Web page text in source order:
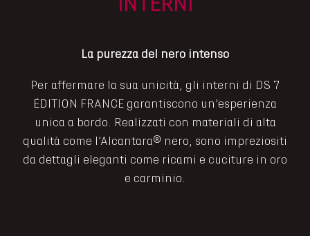
La purezza del nero intenso
Per affermare la sua unicità, gli interni di DS 7
ÉDITION FRANCE garantiscono un’esperienza
unica a bordo. Realizzati con materiali di alta
qualità come l’Alcantara® nero, sono impreziositi
da dettagli eleganti come ricami e cuciture in oro
e carminio.